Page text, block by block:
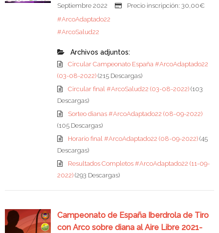
Septiembre 2022
Precio inscripción: 30,00€
#ArcoAdaptado22
#ArcoSalud22
Archivos adjuntos:
Circular Campeonato España #ArcoAdaptado22
(03-08-2022) (215 Descargas)
Circular final #ArcoSalud22 (03-08-2022) (103
Descargas)
Sorteo dianas #ArcoAdaptado22 (08-09-2022)
(105 Descargas)
Horario final #ArcoAdaptado22 (08-09-2022) (45
Descargas)
Resultados Completos #ArcoAdaptado22 (11-09-
2022) (293 Descargas)
Campeonato de España Iberdrola de Tiro
con Arco sobre diana al Aire Libre 2021-